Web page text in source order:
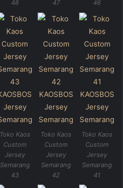
48
47
46
Toko Kaos
Custom
Jersey
Semarang
43
Toko Kaos
Custom
Jersey
Semarang
42
Toko Kaos
Custom
Jersey
Semarang
41